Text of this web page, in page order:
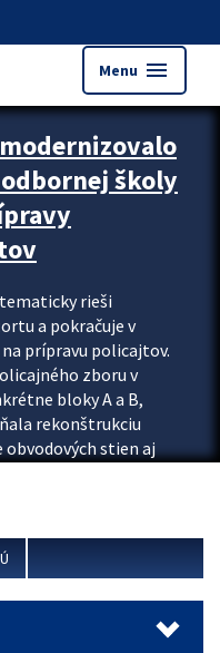
Menu menu
školy
rieši
a pokračuje v
prípravu policajtov.
zboru v
bloky A a B,
rekonštrukciu
stien aj
a moderné